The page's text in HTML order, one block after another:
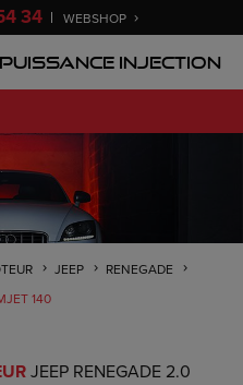
34 WEBSHOP
Puissance Injection
JEEP
RENEGADE
140
JEEP RENEGADE 2.0